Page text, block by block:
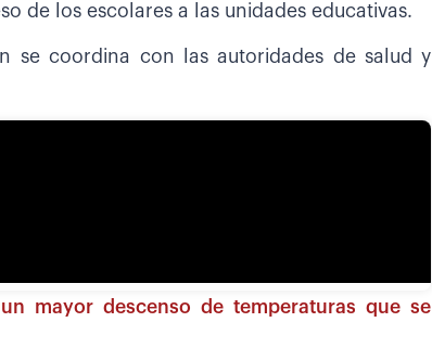
de los escolares a las unidades educativas.
se coordina con las autoridades de salud y
mayor descenso de temperaturas que se